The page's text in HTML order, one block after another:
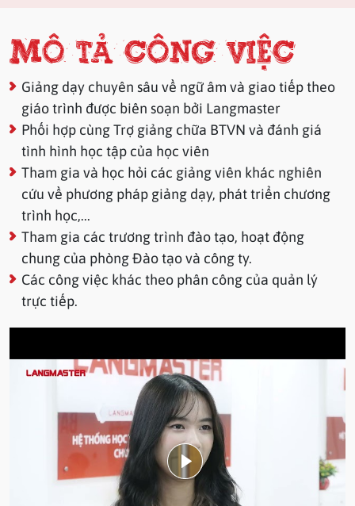
Mô tả công việc
Giảng dạy chuyên sâu về ngữ âm và giao tiếp theo
giáo trình được biên soạn bởi Langmaster
Phối hợp cùng Trợ giảng chữa BTVN và đánh giá
tình hình học tập của học viên
Tham gia và học hỏi các giảng viên khác nghiên
cứu về phương pháp giảng dạy, phát triển chương
trình học,...
Tham gia các trương trình đào tạo, hoạt động
chung của phòng Đào tạo và công ty.
Các công việc khác theo phân công của quản lý
trực tiếp.